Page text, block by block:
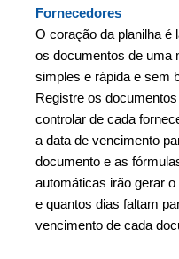
Fornecedores
O coração da planilha é
os documentos de uma
simples e rápida e sem
Registre os
controlar de cada
a data de vencimento
documento e as
automáticas irão gerar o
e quantos dias faltam
vencimento de cada